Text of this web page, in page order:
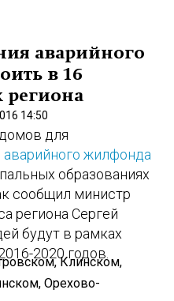
аварийного
в 16
региона
14:50
для
аварийного жилфонда
образованиях
сообщил министр
региона Сергей
будут в рамках
2020 годов.
Клинском,
Орехово-